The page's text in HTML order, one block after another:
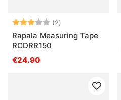
Beoordeling:
(2)
Rapala Measuring Tape
RCDRR150
€24.90